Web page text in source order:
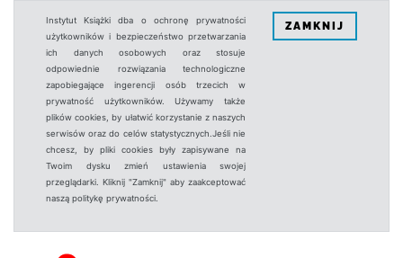
Instytut Książki dba o ochronę prywatności
użytkowników i bezpieczeństwo przetwarzania
ich danych osobowych oraz stosuje
odpowiednie rozwiązania technologiczne
zapobiegające ingerencji osób trzecich w
prywatność użytkowników. Używamy także
plików cookies, by ułatwić korzystanie z naszych
serwisów oraz do celów statystycznych.Jeśli nie
chcesz, by pliki cookies były zapisywane na
Twoim dysku zmień ustawienia swojej
przeglądarki. Kliknij "Zamknij" aby zaakceptować
naszą politykę prywatności.
ZAMKNIJ